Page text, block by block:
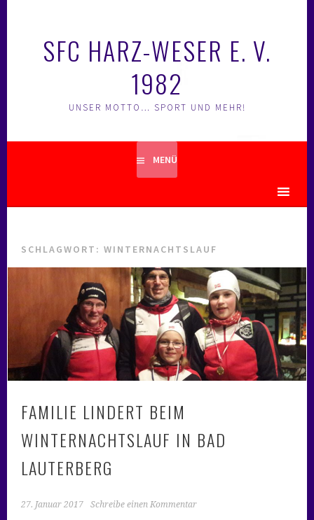
SFC HARZ-WESER E. V.
1982
UNSER MOTTO… SPORT UND MEHR!
MENÜ
SCHLAGWORT:WINTERNACHTSLAUF
FAMILIE LINDERT BEIM
WINTERNACHTSLAUF IN BAD
LAUTERBERG
27. Januar 2017 Schreibe einen Kommentar